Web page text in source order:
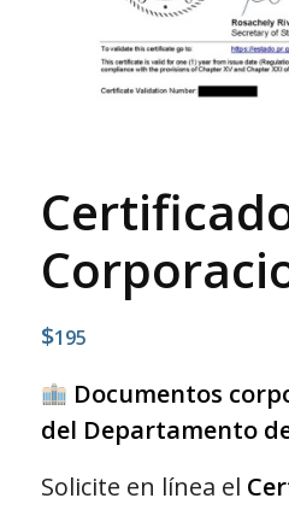
$195
Documentos
del Departamento
Solicite en línea el